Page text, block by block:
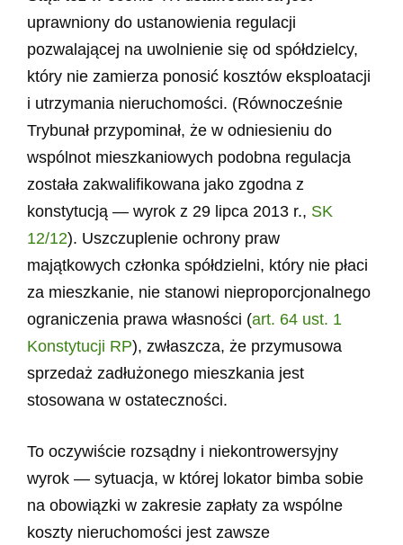
uprawniony do ustanowienia regulacji
pozwalającej na uwolnienie się od spółdzielcy,
który nie zamierza ponosić kosztów eksploatacji
i utrzymania nieruchomości. (Równocześnie
Trybunał przypominał, że w odniesieniu do
wspólnot mieszkaniowych podobna regulacja
została zakwalifikowana jako zgodna z
konstytucją — wyrok z 29 lipca 2013 r., SK
12/12). Uszczuplenie ochrony praw
majątkowych członka spółdzielni, który nie płaci
za mieszkanie, nie stanowi nieproporcjonalnego
ograniczenia prawa własności (art. 64 ust. 1
Konstytucji RP), zwłaszcza, że przymusowa
sprzedaż zadłużonego mieszkania jest
stosowana w ostateczności.
To oczywiście rozsądny i niekontrowersyjny
wyrok — sytuacja, w której lokator bimba sobie
na obowiązki w zakresie zapłaty za wspólne
koszty nieruchomości jest zawsze